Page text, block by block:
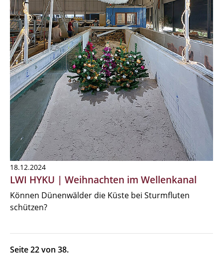
18.12.2024
LWI HYKU | Weihnachten im Wellenkanal
Können Dünenwälder die Küste bei Sturmfluten
schützen?
Seite 22 von 38.